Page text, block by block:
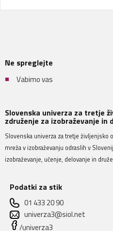
Ne spreglejte
Vabimo vas
Slovenska univerza za tretje
združenje za izobraževanje in
Slovenska univerza za tretje življenjsko
mreža v izobraževanju odraslih v
izobraževanje, učenje, delovanje in
Podatki za stik
01 433 20 90
univerza3@siol.net
/univerza3